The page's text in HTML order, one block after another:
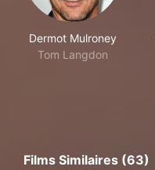
Dermot Mulroney
Tom Langdon
Films Similaires (63)